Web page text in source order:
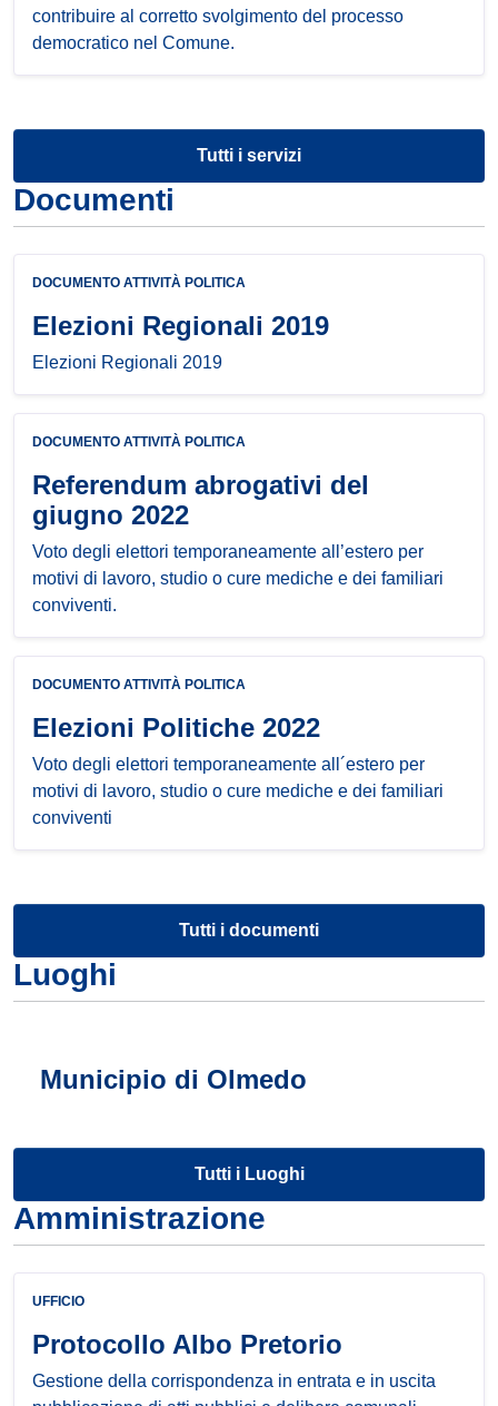
contribuire al corretto svolgimento del processo
democratico nel Comune.
Tutti i servizi
Documenti
DOCUMENTO ATTIVITÀ POLITICA
Elezioni Regionali 2019
Elezioni Regionali 2019
DOCUMENTO ATTIVITÀ POLITICA
Referendum abrogativi del
giugno 2022
Voto degli elettori temporaneamente all’estero per
motivi di lavoro, studio o cure mediche e dei familiari
conviventi.
DOCUMENTO ATTIVITÀ POLITICA
Elezioni Politiche 2022
Voto degli elettori temporaneamente all´estero per
motivi di lavoro, studio o cure mediche e dei familiari
conviventi
Tutti i documenti
Luoghi
Municipio di Olmedo
Tutti i Luoghi
Amministrazione
UFFICIO
Protocollo Albo Pretorio
Gestione della corrispondenza in entrata e in uscita